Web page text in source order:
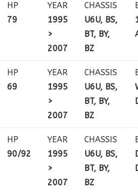
HP
79
YEAR
1995
>
2007
CHASSIS
U6U, BS,
BT, BY,
BZ
HP
69
YEAR
1995
>
2007
CHASSIS
U6U, BS,
BT, BY,
BZ
HP
90/92
YEAR
1995
>
2007
CHASSIS
U6U, BS,
BT, BY,
BZ